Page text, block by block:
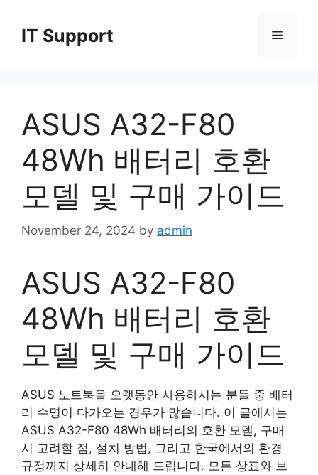
contentIT Support Menu
ASUS A32-F80
48Wh 배터리 호환
모델 및 구매 가이드
November 24, 2024 by admin
ASUS A32-F80
48Wh 배터리 호환
모델 및 구매 가이드
ASUS 노트북을 오랫동안 사용하시는 분들 중 배터
리 수명이 다가오는 경우가 많습니다. 이 글에서는
ASUS A32-F80 48Wh 배터리의 호환 모델, 구매
시 고려할 점, 설치 방법, 그리고 한국에서의 환경
규정까지 상세히 안내해 드립니다. 모든 상표와 브